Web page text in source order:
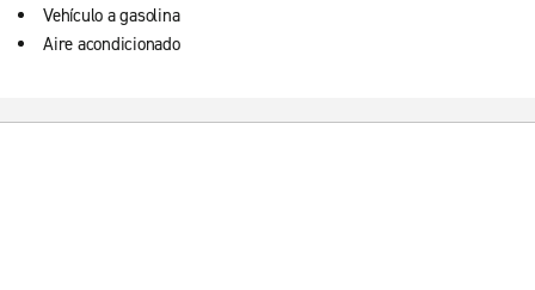
Vehículo a gasolina
Aire acondicionado